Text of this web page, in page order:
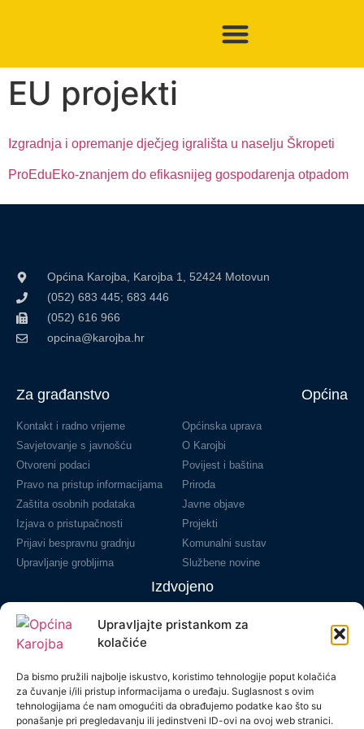
Upravljajte pristankom za
kolačiće
Da bismo pružili najbolje iskustvo, koristimo tehnologije poput kolačića
za čuvanje i/ili pristup informacijama o uređaju. Suglasnost s ovim
tehnologijama će nam omogućiti da obrađujemo podatke kao što su
ponašanje pri pregledavanju ili jedinstveni ID-ovi na ovoj web stranici.
EU projekti
Izgradnja i opremanje dječjeg igrališta u naselju Škropeti
ProEduEko-znanjem do efikasnijeg gospodarenja otpadom
Općina Karojba, Karojba 1, 52424 Motovun
(052) 683 445; 683 446
(052) 616 966
opcina@karojba.hr
Za građanstvo
Kontakt i radno vrijeme
Savjetovanje s javnošću
Otvoreni podaci
Pravo na pristup informacijama
Zaštita osobnih podataka
Izjava o pristupačnosti
Prijavi bespravnu gradnju
Upravljanje grobljima
Općina
Općinska uprava
O Karojbi
Povijest i baština
Priroda
Javne objave
Projekti
Komunalni sustav
Službene novine
Izdvojeno
Novosti
Proračun
Prostorni plan
Javna nabava